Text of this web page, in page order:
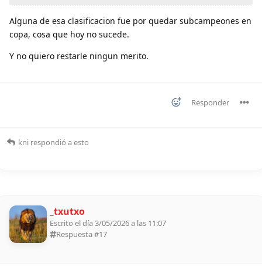
Alguna de esa clasificacion fue por quedar subcampeones en
copa, cosa que hoy no sucede.
Y no quiero restarle ningun merito.
Responder
kni respondió a esto
_txutxo
Escrito el día 3/05/2026 a las 11:07
Respuesta #17